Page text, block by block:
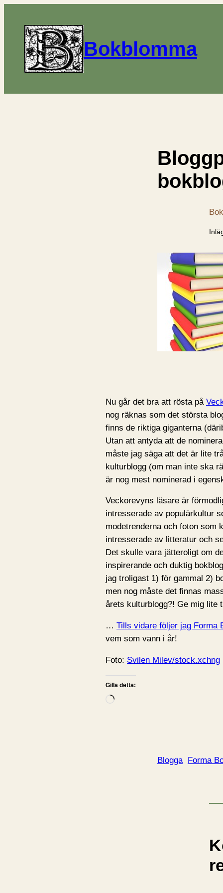
Bokblomma
Nu går det bra att rösta på
nog räknas som det största
finns de riktiga giganterna
Utan att antyda att de
måste jag säga att det är lite
kulturblogg (om man inte ska
är nog mest nominerad i
Veckorevyns läsare är
intresserade av populärkultur
modetrenderna och foton som
intresserade av litteratur och
Det skulle vara jätteroligt om
inspirerande och duktig
jag troligast 1) för gammal 2)
men nog måste det finnas
årets kulturblogg?! Ge mig lite
… Tills vidare följer jag Forma
vem som vann i år!
Foto: Svilen Milev/stock.xchng
Gilla detta:
L
Blogga Forma